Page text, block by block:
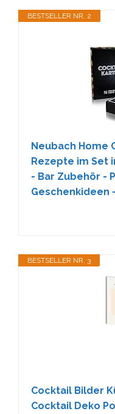
BESTSELLER NR. 2
Neubach Home
Rezepte im Set
- Bar Zubehör -
Geschenkideen
BESTSELLER NR. 3
Cocktail Bilder
Cocktail Deko